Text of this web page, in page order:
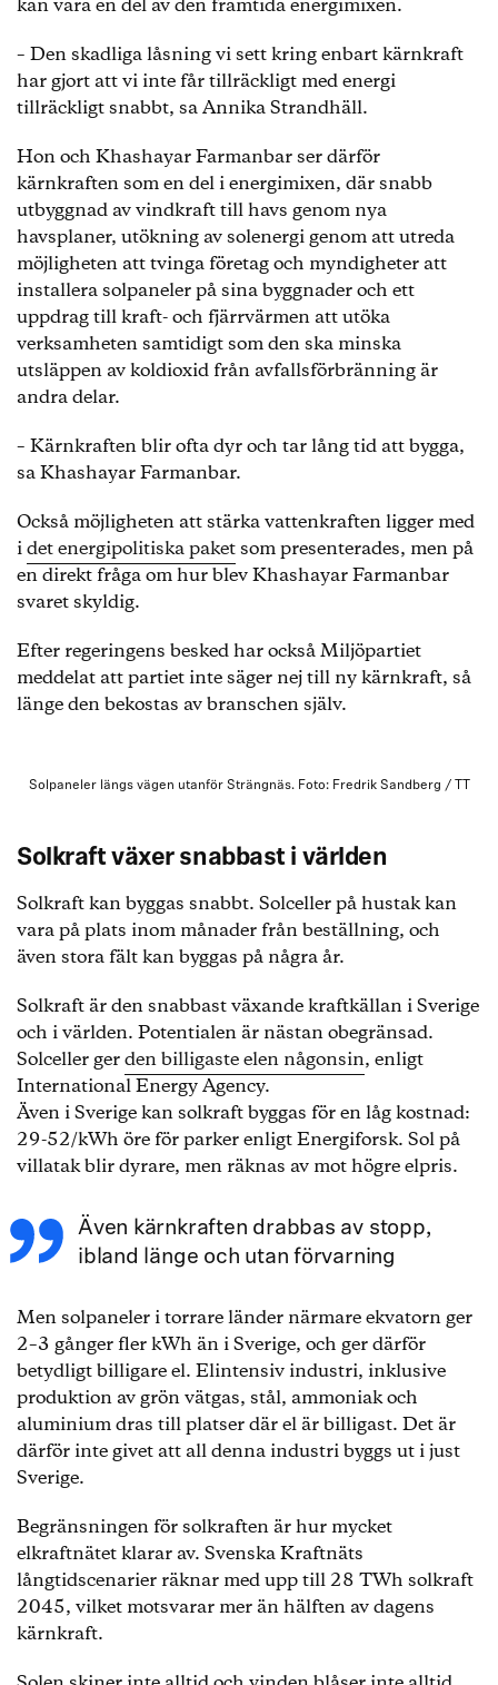
kan vara en del av den framtida energimixen.
– Den skadliga låsning vi sett kring enbart kärnkraft
har gjort att vi inte får tillräckligt med energi
tillräckligt snabbt, sa Annika Strandhäll.
Hon och Khashayar Farmanbar ser därför
kärnkraften som en del i energimixen, där snabb
utbyggnad av vindkraft till havs genom nya
havsplaner, utökning av solenergi genom att utreda
möjligheten att tvinga företag och myndigheter att
installera solpaneler på sina byggnader och ett
uppdrag till kraft- och fjärrvärmen att utöka
verksamheten samtidigt som den ska minska
utsläppen av koldioxid från avfallsförbränning är
andra delar.
– Kärnkraften blir ofta dyr och tar lång tid att bygga,
sa Khashayar Farmanbar.
Också möjligheten att stärka vattenkraften ligger med
idet energipolitiska paketsom presenterades, men på
en direkt fråga om hur blev Khashayar Farmanbar
svaret skyldig.
Efter regeringens besked har också Miljöpartiet
meddelat att partiet inte säger nej till ny kärnkraft, så
länge den bekostas av branschen själv.
Solpaneler längs vägen utanför Strängnäs. Foto: Fredrik Sandberg / TT
Solkraft växer snabbast i världen
Solkraft kan byggas snabbt. Solceller på hustak kan
vara på plats inom månader från beställning, och
även stora fält kan byggas på några år.
Solkraft är den snabbast växande kraftkällan i Sverige
och i världen. Potentialen är nästan obegränsad.
Solceller gerden billigaste elen någonsin, enligt
International Energy Agency.
Även i Sverige kan solkraft byggas för en låg kostnad:
29-52/kWh öre för parker enligt Energiforsk. Sol på
villatak blir dyrare, men räknas av mot högre elpris.
Även kärnkraften drabbas av stopp,
ibland länge och utan förvarning
Men solpaneler i torrare länder närmare ekvatorn ger
2–3 gånger fler kWh än i Sverige, och ger därför
betydligt billigare el. Elintensiv industri, inklusive
produktion av grön vätgas, stål, ammoniak och
aluminium dras till platser där el är billigast. Det är
därför inte givet att all denna industri byggs ut i just
Sverige.
Begränsningen för solkraften är hur mycket
elkraftnätet klarar av. Svenska Kraftnäts
långtidscenarier räknar med upp till 28 TWh solkraft
2045, vilket motsvarar mer än hälften av dagens
kärnkraft.